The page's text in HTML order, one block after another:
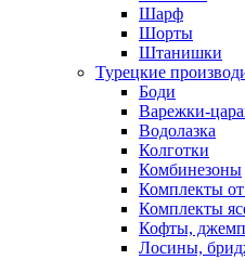
Шарф
Шорты
Штанишки
Турецкие
Боди
Варежки-
Водолазка
Колготки
Комбинезоны
Комплекты
Комплекты
Кофты,
Лосины,